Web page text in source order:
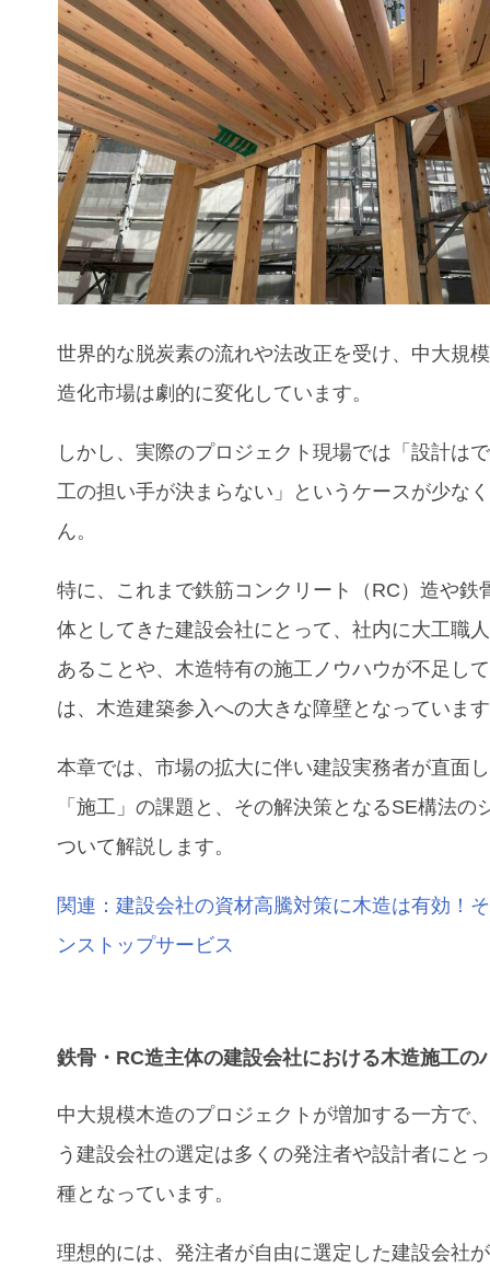
世界的な脱炭素の流れや法改正を受け、中大規
造化市場は劇的に変化しています。
しかし、実際のプロジェクト現場では「設計は
工の担い手が決まらない」というケースが少な
ん。
特に、これまで鉄筋コンクリート（RC）造や鉄
体としてきた建設会社にとって、社内に大工職
あることや、木造特有の施工ノウハウが不足し
は、木造建築参入への大きな障壁となっていま
本章では、市場の拡大に伴い建設実務者が直面
「施工」の課題と、その解決策となるSE構法の
ついて解説します。
関連：建設会社の資材高騰対策に木造は有効！
ンストップサービス
鉄骨・RC造主体の建設会社における木造施工の
中大規模木造のプロジェクトが増加する一方で
う建設会社の選定は多くの発注者や設計者にと
種となっています。
理想的には、発注者が自由に選定した建設会社